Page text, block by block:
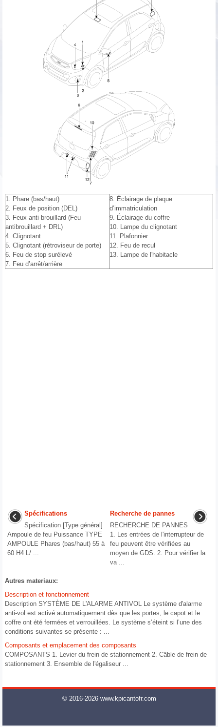
1. Phare (bas/haut)
2. Feux de position (DEL)
3. Feux anti-brouillard (Feu
antibrouillard + DRL)
4. Clignotant
5. Clignotant (rétroviseur de porte)
6. Feu de stop surélevé
7. Feu d’arrêt/arrière
8. Éclairage de plaque
d’immatriculation
9. Éclairage du coffre
10. Lampe du clignotant
11. Plafonnier
12. Feu de recul
13. Lampe de l'habitacle
Spécifications
Spécification [Type général]
Ampoule de feu Puissance TYPE
AMPOULE Phares (bas/haut) 55 à
60 H4 L/ ...
Recherche de pannes
RECHERCHE DE PANNES
1. Les entrées de l'interrupteur de
feu peuvent être vérifiées au
moyen de GDS. 2. Pour vérifier la
va ...
Autres materiaux:
Description et fonctionnement
Description SYSTÈME DE L'ALARME ANTIVOL Le système d'alarme
anti-vol est activé automatiquement dès que les portes, le capot et le
coffre ont été fermées et verrouillées. Le système s’éteint si l’une des
conditions suivantes se présente : ...
Composants et emplacement des composants
COMPOSANTS 1. Levier du frein de stationnement 2. Câble de frein de
stationnement 3. Ensemble de l'égaliseur ...
© 2016-2026 www.kpicantofr.com